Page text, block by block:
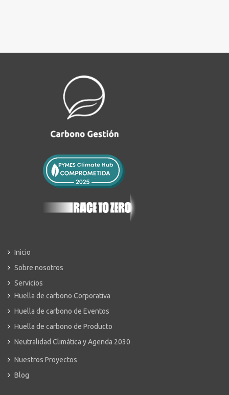
Inicio
Sobre nosotros
Servicios
Huella de carbono Corporativa
Huella de carbono de Eventos
Huella de carbono de Producto
Neutralidad Climática y Agenda 2030
Nuestros Proyectos
Blog